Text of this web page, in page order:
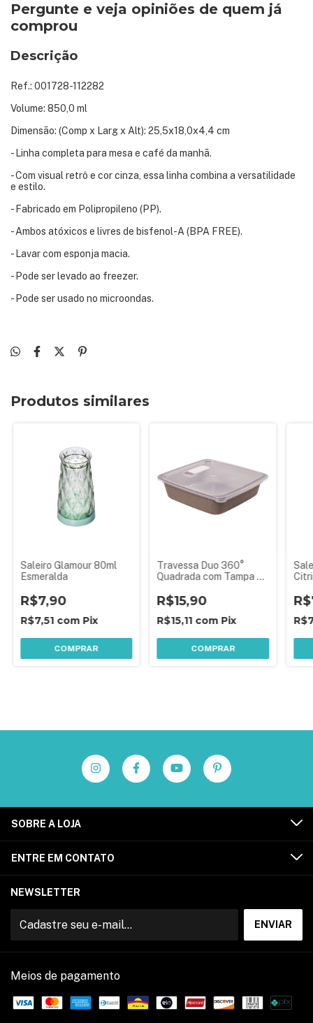
Pergunte e veja opiniões de quem já
comprou
Descrição
Ref.: 001728-112282
Volume: 850,0 ml
Dimensão: (Comp x Larg x Alt): 25,5x18,0x4,4 cm
- Linha completa para mesa e café da manhã.
- Com visual retrô e cor cinza, essa linha combina a versatilidade
e estilo.
- Fabricado em Polipropileno (PP).
- Ambos atóxicos e livres de bisfenol-A (BPA FREE).
- Lavar com esponja macia.
- Pode ser levado ao freezer.
- Pode ser usado no microondas.
Produtos similares
Saleiro Glamour 80ml
Esmeralda
R$7,90
R$7,51 com Pix
COMPRAR
Travessa Duo 360°
Quadrada com Tampa e
R$15,90
R$15,11 com Pix
COMPRAR
SOBRE A LOJA
ENTRE EM CONTATO
NEWSLETTER
Meios de pagamento